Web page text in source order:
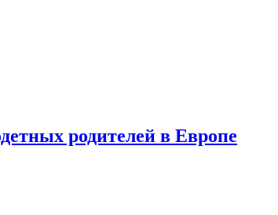
родителей в Европе